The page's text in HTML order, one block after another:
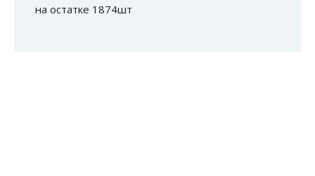
на остатке 1874шт